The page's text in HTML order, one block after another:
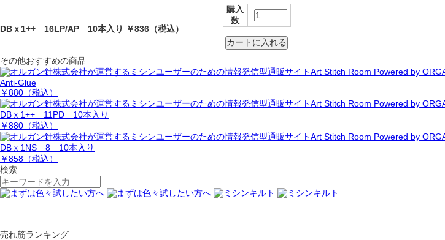
DBｘ1++ 16LP/AP 10本入り ￥836 （税込）
購入
数
その他おすすめの商品
Anti-Glue
￥880 （税込）
DBｘ1++ 11PD 10本入り
￥880 （税込）
DBｘ1NS 8 10本入り
￥858 （税込）
検索
売れ筋ランキング